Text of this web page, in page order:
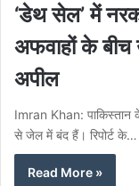
‘डेथ सेल’ में
अफवाहों के
अपील
Imran Khan: पाकिस्तान
से जेल में बंद हैं। रिपोर्ट के…
Read More »